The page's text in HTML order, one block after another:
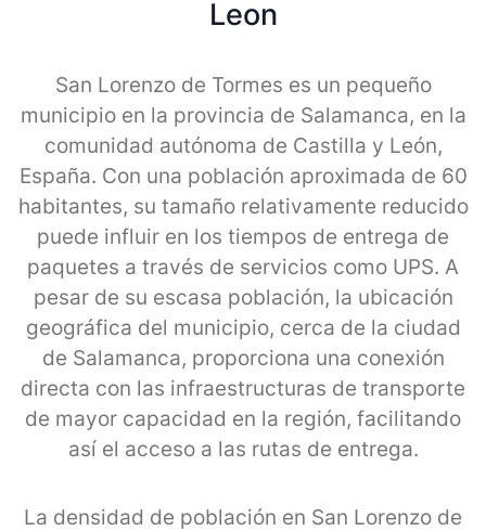
Leon
San Lorenzo de Tormes es un pequeño
municipio en la provincia de Salamanca, en la
comunidad autónoma de Castilla y León,
España. Con una población aproximada de 60
habitantes, su tamaño relativamente reducido
puede influir en los tiempos de entrega de
paquetes a través de servicios como UPS. A
pesar de su escasa población, la ubicación
geográfica del municipio, cerca de la ciudad
de Salamanca, proporciona una conexión
directa con las infraestructuras de transporte
de mayor capacidad en la región, facilitando
así el acceso a las rutas de entrega.
La densidad de población en San Lorenzo de